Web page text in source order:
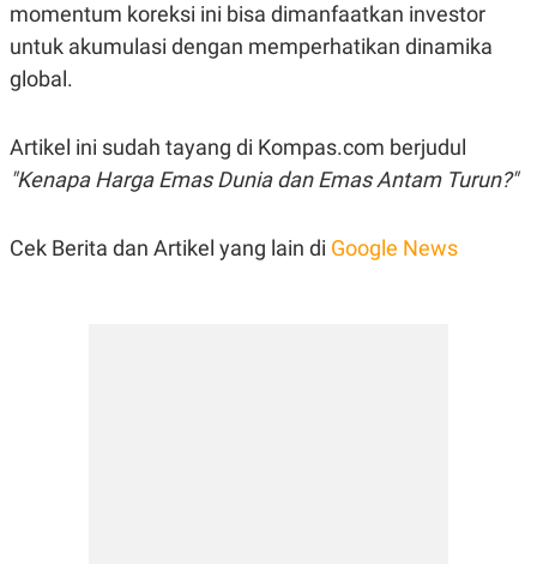
momentum koreksi ini bisa dimanfaatkan investor
untuk akumulasi dengan memperhatikan dinamika
global.
Artikel ini sudah tayang di Kompas.com berjudul
"Kenapa Harga Emas Dunia dan Emas Antam Turun?"
Cek Berita dan Artikel yang lain di Google News